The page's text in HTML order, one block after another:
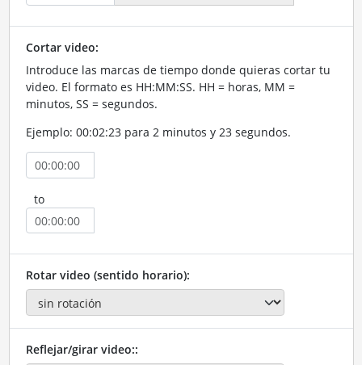
Cortar video:
Introduce las marcas de tiempo donde quieras cortar tu
video. El formato es HH:MM:SS. HH = horas, MM =
minutos, SS = segundos.
Ejemplo: 00:02:23 para 2 minutos y 23 segundos.
to
Rotar video (sentido horario):
Reflejar/girar video::